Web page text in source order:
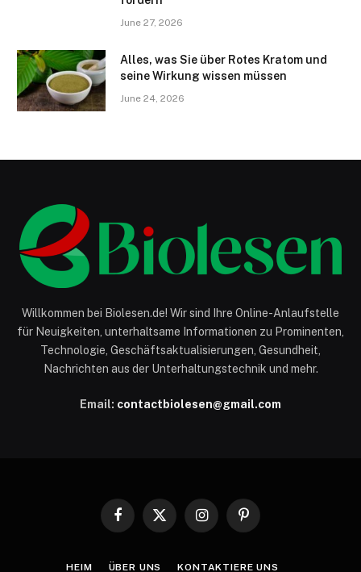
June 27, 2026
Alles, was Sie über Rotes Kratom und
seine Wirkung wissen müssen
June 24, 2026
Willkommen bei Biolesen.de! Wir sind Ihre Online-Anlaufstelle
für Neuigkeiten, unterhaltsame Informationen zu Prominenten,
Technologie, Geschäftsaktualisierungen, Gesundheit,
Nachrichten aus der Unterhaltungstechnik und mehr.
Email: contactbiolesen@gmail.com
Facebook
X
InstagramPinterest
HEIM ÜBER UNS KONTAKTIERE UNS